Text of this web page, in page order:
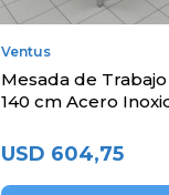
Ventus
Mesada de
140 cm Acero
USD 604,75